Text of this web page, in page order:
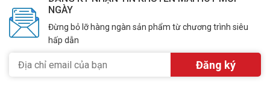
NGÀY
Đừng bỏ lỡ hàng ngàn sản phẩm từ chương trình siêu
hấp dẫn